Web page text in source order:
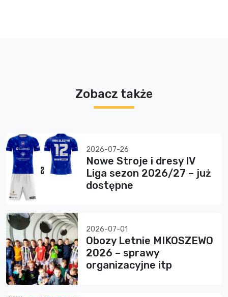
Zobacz także
2026-07-26
Nowe Stroje i dresy IV
Liga sezon 2026/27 – już
dostępne
2026-07-01
Obozy Letnie MIKOSZEWO
2026 – sprawy
organizacyjne itp